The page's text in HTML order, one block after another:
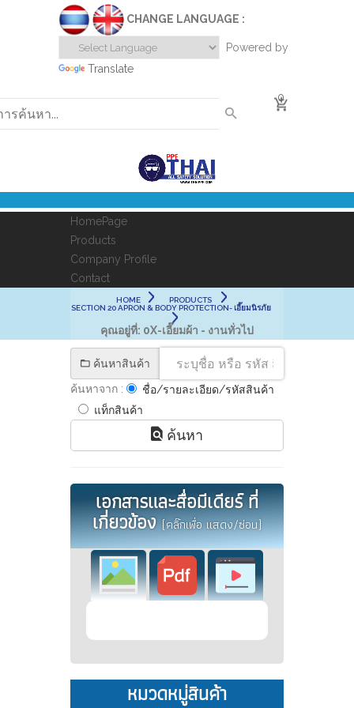
CHANGE LANGUAGE :
Powered by
Translate
0
HomePage
Products
Company Profile
Contact
HOME
PRODUCTS
SECTION 20 APRON & BODY PROTECTION- เอี๊ยมนิรภัย
คุณอยู่ที่: 0X-เอี๊ยมผ้า - งานทั่วไป
ค้นหาสินค้า
ค้นหาจาก :
ชื่อ/รายละเอียด/รหัสสินค้า
แท็กสินค้า
ค้นหา
เอกสารและสื่อมีเดียร์ ที่
เกี่ยวข้อง(คลิ๊กเพื่อ แสดง/ซ่อน)
หมวดหมู่สินค้า